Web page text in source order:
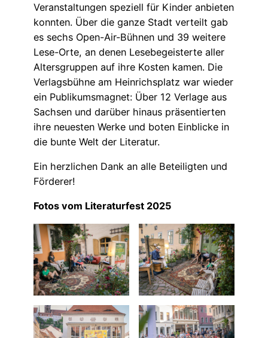
Veranstaltungen speziell für Kinder anbieten
konnten. Über die ganze Stadt verteilt gab
es sechs Open-Air-Bühnen und 39 weitere
Lese-Orte, an denen Lesebegeisterte aller
Altersgruppen auf ihre Kosten kamen. Die
Verlagsbühne am Heinrichsplatz war wieder
ein Publikumsmagnet: Über 12 Verlage aus
Sachsen und darüber hinaus präsentierten
ihre neuesten Werke und boten Einblicke in
die bunte Welt der Literatur.
Ein herzlichen Dank an alle Beteiligten und
Förderer!
Fotos vom Literaturfest 2025